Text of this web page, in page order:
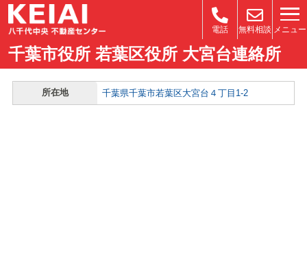
電話 無料相談 メニュー
千葉市役所 若葉区役所 大宮台連絡所
所在地 千葉県千葉市若葉区大宮台４丁目1-2